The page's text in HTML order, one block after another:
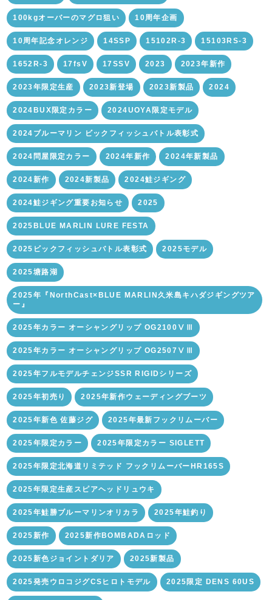
100kgオーバーのマグロ狙い 10周年企画
10周年記念オレンジ 14SSP 15102R-3 15103RS-3
1652R-3 17fsV 17SSV 2023 2023年新作
2023年限定生産 2023新登場 2023新製品 2024
2024BUX限定カラー 2024UOYA限定モデル
2024ブルーマリン ビックフィッシュバトル表彰式
2024問屋限定カラー 2024年新作 2024年新製品
2024新作 2024新製品 2024鮭ジギング
2024鮭ジギング重要お知らせ 2025
2025BLUE MARLIN LURE FESTA
2025ビックフィッシュバトル表彰式 2025モデル
2025塘路湖
2025年『NorthCast×BLUE MARLIN久米島キハダジギングツア
ー』
2025年カラー オーシャングリップ OG2100ⅤⅢ
2025年カラー オーシャングリップ OG2507ⅤⅢ
2025年フルモデルチェンジSSR RIGIDシリーズ
2025年初売り 2025年新作ウェーディングブーツ
2025年新色 佐藤ジグ 2025年最新フックリムーバー
2025年限定カラー 2025年限定カラー SIGLETT
2025年限定北海道リミテッド フックリムーバーHR165S
2025年限定生産スピアヘッドリュウキ
2025年鮭勝ブルーマリンオリカラ 2025年鮭釣り
2025新作 2025新作BOMBADAロッド
2025新色ジョイントダリア 2025新製品
2025発売ウロコジグCSヒロトモデル 2025限定 DENS 60US